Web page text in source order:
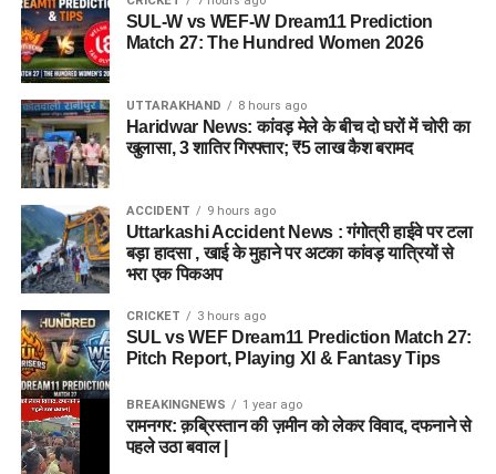
SUL-W vs WEF-W Dream11 Prediction
Match 27: The Hundred Women 2026
UTTARAKHAND 8 hours ago
Haridwar News: कांवड़ मेले के बीच दो घरों में चोरी का
खुलासा, 3 शातिर गिरफ्तार; ₹5 लाख कैश बरामद
ACCIDENT 9 hours ago
Uttarkashi Accident News : गंगोत्री हाईवे पर टला
बड़ा हादसा , खाई के मुहाने पर अटका कांवड़ यात्रियों से
भरा एक पिकअप
CRICKET 3 hours ago
SUL vs WEF Dream11 Prediction Match 27:
Pitch Report, Playing XI & Fantasy Tips
BREAKINGNEWS 1 year ago
रामनगर: क़ब्रिस्तान की ज़मीन को लेकर विवाद, दफनाने से
पहले उठा बवाल |